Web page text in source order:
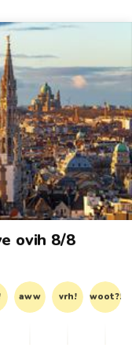
ovih 8/8
aww vrh! woot?!